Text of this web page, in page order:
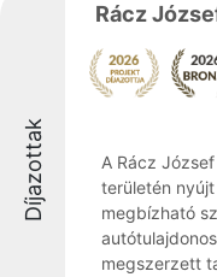
Díjazottak
Rácz
A Rácz
területén
megbízható
megszerzett